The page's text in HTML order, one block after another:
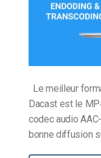
Le meilleur
Dacast est le
codec audio
bonne diffusion